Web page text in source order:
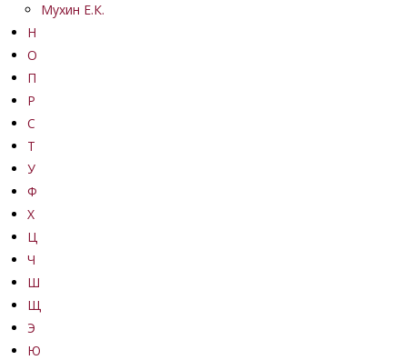
Мухин Е.К.
Н
О
П
Р
С
Т
У
Ф
Х
Ц
Ч
Ш
Щ
Э
Ю